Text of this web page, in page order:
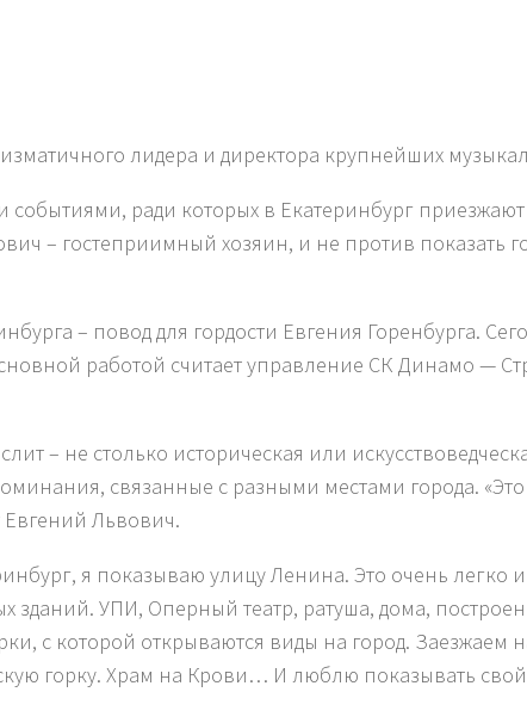
лидера и директора крупнейших
ради которых в Екатеринбург приезжают
– гостеприимный хозяин, и не против показать
– повод для гордости Евгения Горенбурга.
работой считает управление СК Динамо —
– не столько историческая или
связанные с разными местами города. «
Евгений Львович.
я показываю улицу Ленина. Это очень легко
зданий. УПИ, Оперный театр, ратуша, дома,
с которой открываются виды на город. Заезжаем
горку. Храм на Крови… И люблю показывать свой